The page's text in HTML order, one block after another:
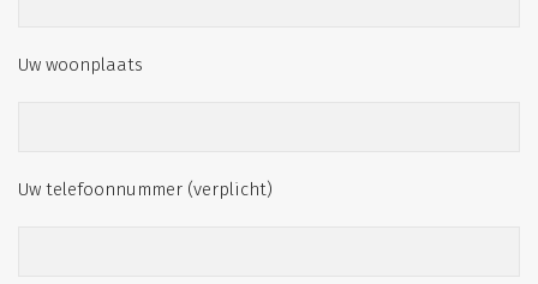
Uw woonplaats
Uw telefoonnummer (verplicht)